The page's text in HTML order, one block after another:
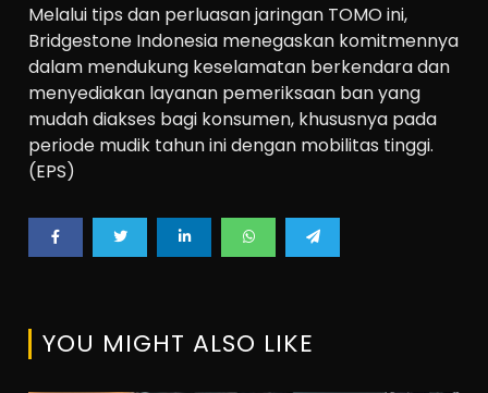
Melalui tips dan perluasan jaringan TOMO ini,
Bridgestone Indonesia menegaskan komitmennya
dalam mendukung keselamatan berkendara dan
menyediakan layanan pemeriksaan ban yang
mudah diakses bagi konsumen, khususnya pada
periode mudik tahun ini dengan mobilitas tinggi.
(EPS)
YOU MIGHT ALSO LIKE